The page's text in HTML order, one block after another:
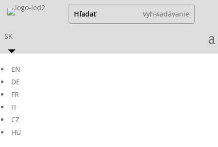
SK
EN
DE
FR
IT
CZ
HU